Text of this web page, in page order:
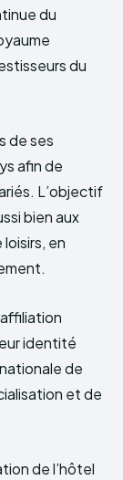
du
du
de ses
afin de
L’objectif
bien aux
en
identité
de
et de
de l’hôtel